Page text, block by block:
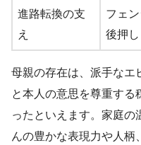
進路転換の支
え
フェ
後押し
母親の存在は、派手なエ
と本人の意思を尊重する
ったといえます。家庭の
んの豊かな表現力や人柄